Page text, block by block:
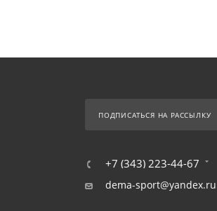
ПОДПИСАТЬСЯ НА РАССЫЛКУ
+7 (343) 223-44-67
dema-sport@yandex.ru